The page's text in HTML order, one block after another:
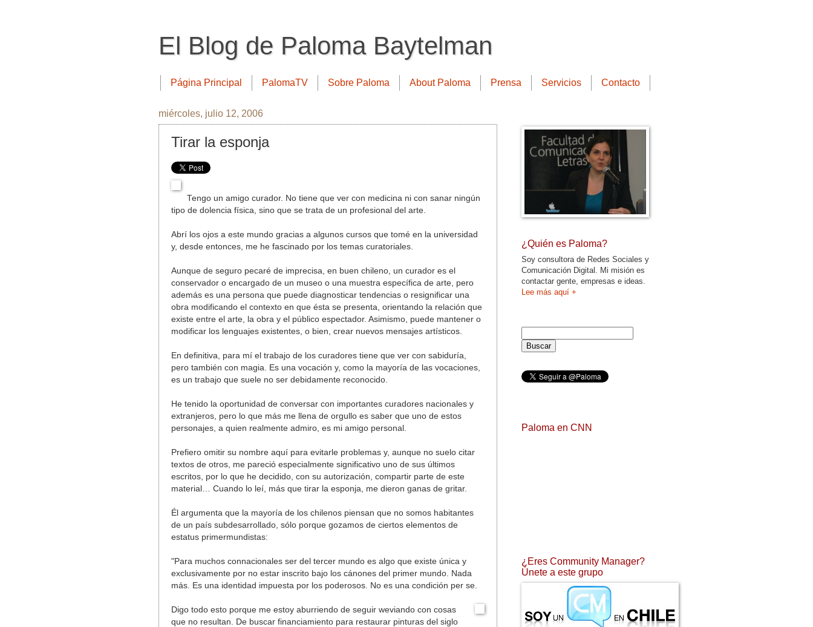
El Blog de Paloma Baytelman
Página Principal PalomaTV Sobre Paloma About Paloma Prensa Servicios Contacto
miércoles, julio 12, 2006
Tirar la esponja
Tengo un amigo curador. No tiene que ver con medicina ni con sanar ningún
tipo de dolencia física, sino que se trata de un profesional del arte.
Abrí los ojos a este mundo gracias a algunos cursos que tomé en la universidad
y, desde entonces, me he fascinado por los temas curatoriales.
Aunque de seguro pecaré de imprecisa, en buen chileno, un curador es el
conservador o encargado de un museo o una muestra específica de arte, pero
además es una persona que puede diagnosticar tendencias o resignificar una
obra modificando el contexto en que ésta se presenta, orientando la relación que
existe entre el arte, la obra y el público espectador. Asimismo, puede mantener o
modificar los lenguajes existentes, o bien, crear nuevos mensajes artísticos.
En definitiva, para mí el trabajo de los curadores tiene que ver con sabiduría,
pero también con magia. Es una vocación y, como la mayoría de las vocaciones,
es un trabajo que suele no ser debidamente reconocido.
He tenido la oportunidad de conversar con importantes curadores nacionales y
extranjeros, pero lo que más me llena de orgullo es saber que uno de estos
personajes, a quien realmente admiro, es mi amigo personal.
Prefiero omitir su nombre aquí para evitarle problemas y, aunque no suelo citar
textos de otros, me pareció especialmente significativo uno de sus últimos
escritos, por lo que he decidido, con su autorización, compartir parte de este
material… Cuando lo leí, más que tirar la esponja, me dieron ganas de gritar.
Él argumenta que la mayoría de los chilenos piensan que no somos habitantes
de un país subdesarrollado, sólo porque gozamos de ciertos elementos de
estatus primermundistas:
"Para muchos connacionales ser del tercer mundo es algo que existe única y
exclusivamente por no estar inscrito bajo los cánones del primer mundo. Nada
más. Es una identidad impuesta por los poderosos. No es una condición per se.
Digo todo esto porque me estoy aburriendo de seguir weviando con cosas
que no resultan. De buscar financiamiento para restaurar pinturas del siglo
¿Quién es Paloma?
Soy consultora de Redes Sociales y
Comunicación Digital. Mi misión es
contactar gente, empresas e ideas.
Lee más aquí +
Paloma en CNN
¿Eres Community Manager?
Únete a este grupo